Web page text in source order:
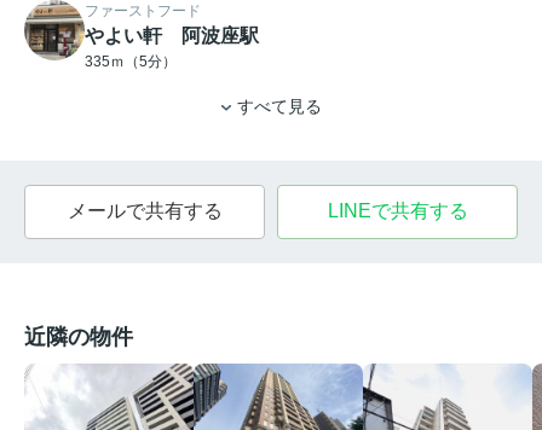
ファーストフード
やよい軒 阿波座駅
335ｍ（5分）
すべて見る
メールで共有する LINEで共有する
近隣の物件